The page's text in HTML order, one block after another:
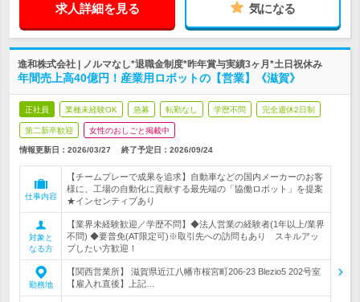
求人詳細を見る 気になる
進和株式会社 | ノルマなし*退職金制度*昨年賞与実績3ヶ月*土日祝休み
年間売上高40億円！産業用ロボットの【営業】《滋賀》
正社員 業種未経験OK 急募 転勤なし 学歴不問 完全週休2日制
第二新卒歓迎 女性のおしごと掲載中
情報更新日：2026/03/27 終了予定日： 2026/09/24
仕事内容
【チームプレーで成果を追求】自動車などの国内メーカーのお客
様に、工場の自動化に貢献する最先端の「協働ロボット」を提案
★インセンティブあり
対象と
なる方
【業界未経験歓迎／学歴不問】◆法人営業の経験者(1年以上/業界
不問) ◆要普免(AT限定可)※取引先への訪問もあり スキルアッ
プしたい方歓迎！
勤務地
【関西営業所】 滋賀県近江八幡市桜宮町206-23 Blezio5 202号室
【雇入れ直後】上記…